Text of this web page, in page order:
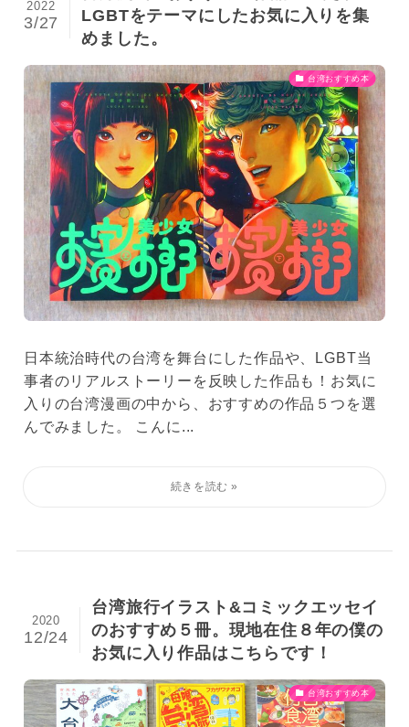
LGBTをテーマにしたお気に入りを集
めました。
2022
3/27
台湾おすすめ本
日本統治時代の台湾を舞台にした作品や、LGBT当
事者のリアルストーリーを反映した作品も！お気に
入りの台湾漫画の中から、おすすめの作品５つを選
んでみました。 こんに...
台湾旅行イラスト&コミックエッセイ
のおすすめ５冊。現地在住８年の僕の
お気に入り作品はこちらです！
2020
12/24
台湾おすすめ本